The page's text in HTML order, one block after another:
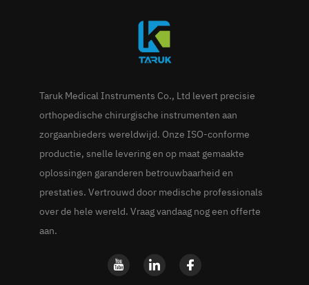
Taruk Medical Instruments Co., Ltd levert precisie
orthopedische chirurgische instrumenten aan
zorgaanbieders wereldwijd. Onze ISO-conforme
productie, snelle levering en op maat gemaakte
oplossingen garanderen betrouwbaarheid en
prestaties. Vertrouwd door medische professionals
over de hele wereld. Vraag vandaag nog een offerte
aan.